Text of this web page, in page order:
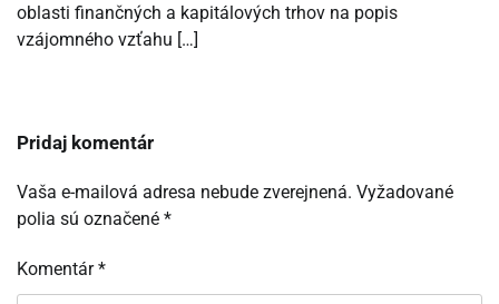
oblasti finančných a kapitálových trhov na popis
vzájomného vzťahu […]
Pridaj komentár
Vaša e-mailová adresa nebude zverejnená. Vyžadované
polia sú označené *
Komentár*